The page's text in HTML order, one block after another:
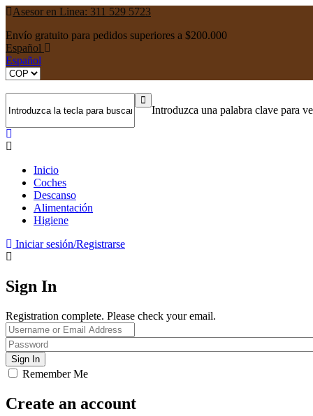
Asesor en Linea: 311 529 5723
Envío gratuito para pedidos superiores a $200.000
Español
Español
Introduzca una palabra clave para
Inicio
Coches
Descanso
Alimentación
Higiene
Iniciar sesión/Registrarse
Sign In
Registration complete. Please check your email.
Remember Me
Create an account